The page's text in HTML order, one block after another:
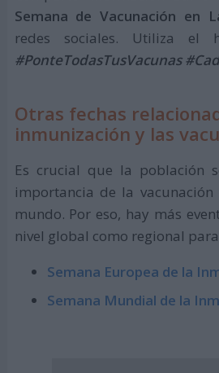
Semana de Vacunación en
redes sociales. Utiliza el
#PonteTodasTusVacunas
Otras fechas
inmunización y las
Es crucial que la población
importancia de la
mundo. Por eso, hay más
nivel global como regional
Semana Europea de la
Semana Mundial de la